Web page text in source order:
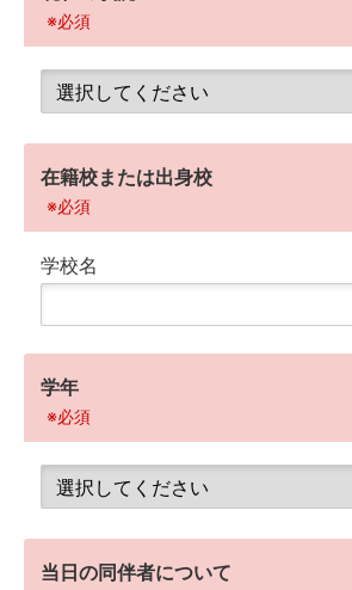
※必須
在籍校または出身校
※必須
学校名
学年
※必須
当日の同伴者について